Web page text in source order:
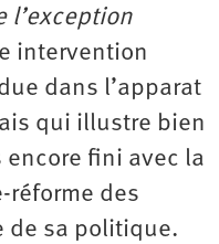
l’exception
intervention
dans l’apparat
qui illustre bien
encore fini avec la
réforme des
de sa politique.